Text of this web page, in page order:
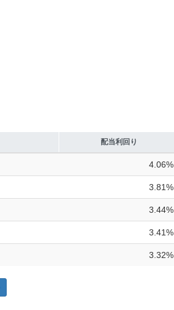
配当利回り
4.06%
3.81%
3.44%
3.41%
3.32%